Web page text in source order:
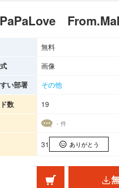
無料
画像
い部署
その他
数
19
- 件
31 ありがとう